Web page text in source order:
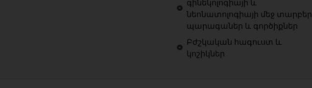
գինեկոլոգիայի և
նեոնատոլոգիայի մեջ տարբեր
պարագաներ և գործիքներ
Բժշկական հագուստ և
կոշիկներ